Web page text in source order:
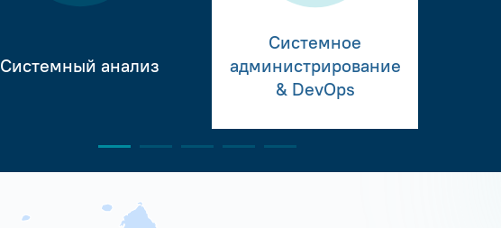
Системный анализ
Системное
администрирование
& DevOps